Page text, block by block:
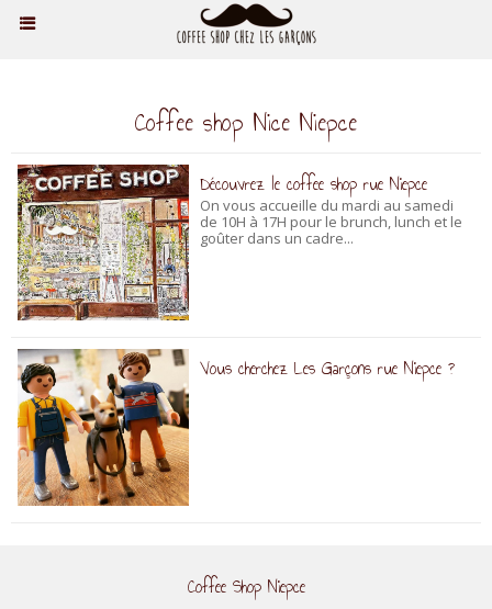
Coffee shop Nice Niepce
Découvrez le coffee shop rue Niepce
On vous accueille du mardi au samedi
de 10H à 17H pour le brunch, lunch et le
goûter dans un cadre...
Vous cherchez Les Garçons rue Niepce ?
Coffee Shop Niepce